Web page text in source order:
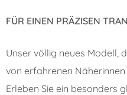
FÜR EINEN PRÄZISEN
Unser völlig neues Modell,
von erfahrenen
Erleben Sie ein besonders